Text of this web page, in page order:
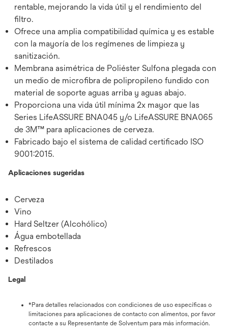
rentable, mejorando la vida útil y el rendimiento del
filtro.
Ofrece una amplia compatibilidad química y es estable
con la mayoría de los regímenes de limpieza y
sanitización.
Membrana asimétrica de Poliéster Sulfona plegada con
un medio de microfibra de polipropileno fundido con
material de soporte aguas arriba y aguas abajo.
Proporciona una vida útil mínima 2x mayor que las
Series LifeASSURE BNA045 y/o LifeASSURE BNA065
de 3M™ para aplicaciones de cerveza.
Fabricado bajo el sistema de calidad certificado ISO
9001:2015.
Aplicaciones sugeridas
Cerveza
Vino
Hard Seltzer (Alcohólico)
Água embotellada
Refrescos
Destilados
Legal
*Para detalles relacionados con condiciones de uso específicas o
limitaciones para aplicaciones de contacto con alimentos, por favor
contacte a su Representante de Solventum para más información.